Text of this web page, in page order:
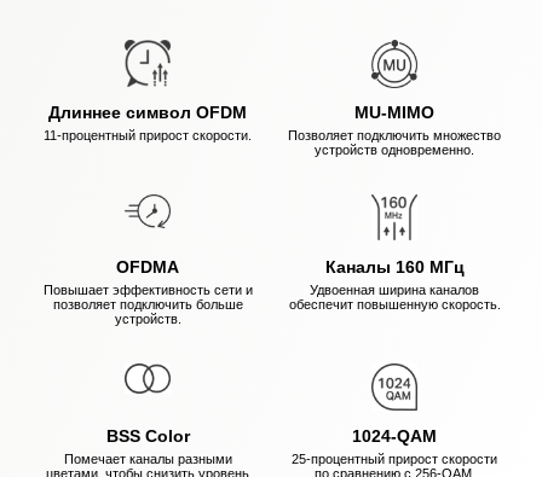
Длиннее символ OFDM
11-процентный прирост скорости.
MU-MIMO
Позволяет подключить множество
устройств одновременно.
OFDMA
Повышает эффективность сети и
позволяет подключить больше
устройств.
Каналы 160 МГц
Удвоенная ширина каналов
обеспечит повышенную скорость.
BSS Color
Помечает каналы разными
цветами, чтобы снизить уровень
1024-QAM
25-процентный прирост скорости
по сравнению с 256-QAM.